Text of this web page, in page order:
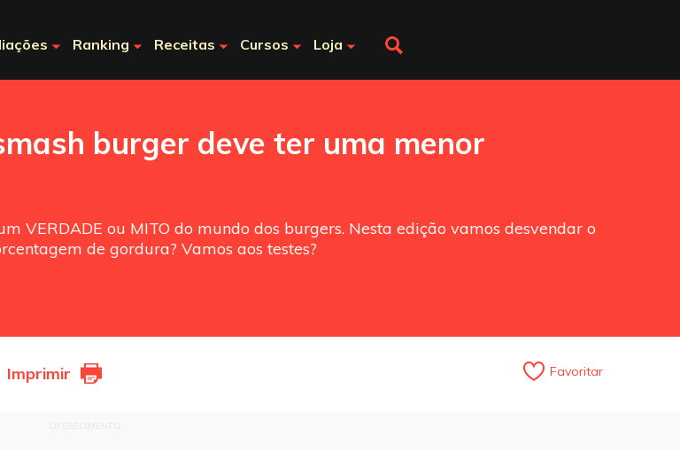
Ranking Receitas Cursos Loja
burger deve ter uma menor
VERDADE ou MITO do mundo dos burgers. Nesta edição vamos desvendar o
de gordura? Vamos aos testes?
Imprimir Favoritar